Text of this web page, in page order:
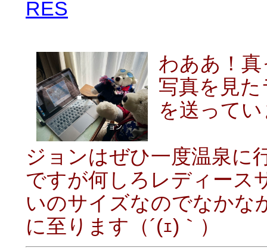
RES
わああ！
写真を見
を送ってい
ジョンはぜひ一度温泉に
ですが何しろレディース
いのサイズなのでなかな
に至ります（´(ｪ)｀）